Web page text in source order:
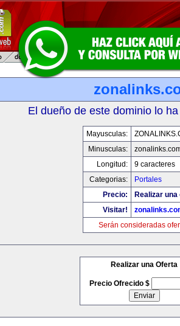
El dueño de este dominio lo
Mayusculas:
Minusculas:
Longitud:
9 caracteres
Categorias:
Portales
Precio:
Realizar
Visitar!
Serán consideradas
Realizar una Oferta
Precio Ofrecido $